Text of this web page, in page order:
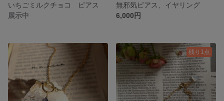
いちごミルクチョコ ピアス
展示中
無邪気ピアス、イヤリング
6,000円
残り1点